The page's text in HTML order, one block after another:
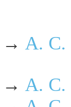
→ А. С.
→ А. С.